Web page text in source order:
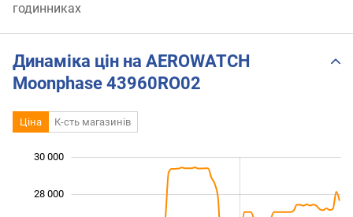
годинниках
Динаміка цін на AEROWATCH
Moonphase 43960RO02
Ціна К-сть магазинів
28 000
30 000